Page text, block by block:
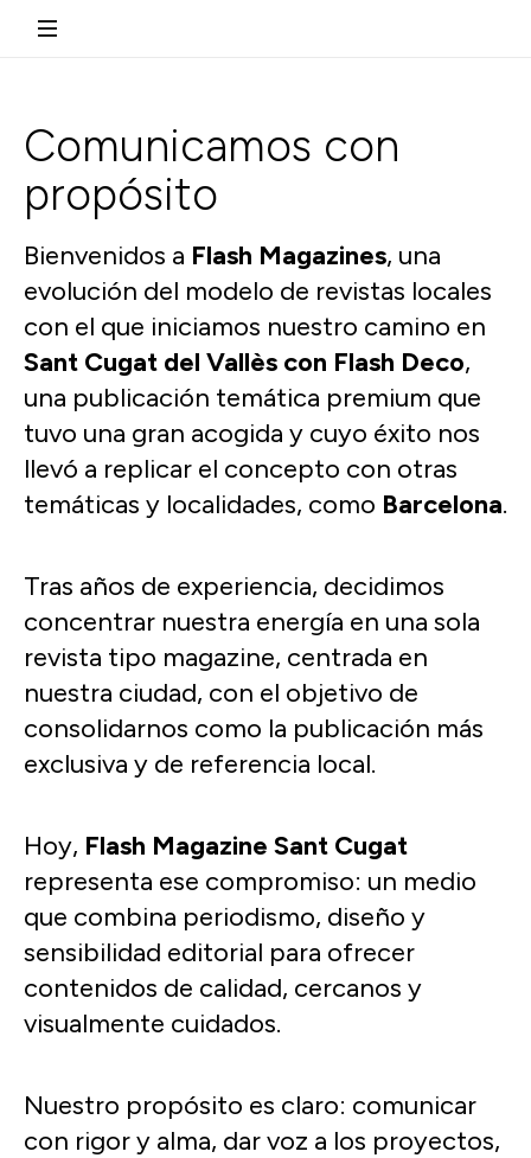
Comunicamos con
propósito
Bienvenidos a Flash Magazines, una
evolución del modelo de revistas locales
con el que iniciamos nuestro camino en
Sant Cugat del Vallès con Flash Deco,
una publicación temática premium que
tuvo una gran acogida y cuyo éxito nos
llevó a replicar el concepto con otras
temáticas y localidades, como Barcelona.
Tras años de experiencia, decidimos
concentrar nuestra energía en una sola
revista tipo magazine, centrada en
nuestra ciudad, con el objetivo de
consolidarnos como la publicación más
exclusiva y de referencia local.
Hoy, Flash Magazine Sant Cugat
representa ese compromiso: un medio
que combina periodismo, diseño y
sensibilidad editorial para ofrecer
contenidos de calidad, cercanos y
visualmente cuidados.
Nuestro propósito es claro: comunicar
con rigor y alma, dar voz a los proyectos,